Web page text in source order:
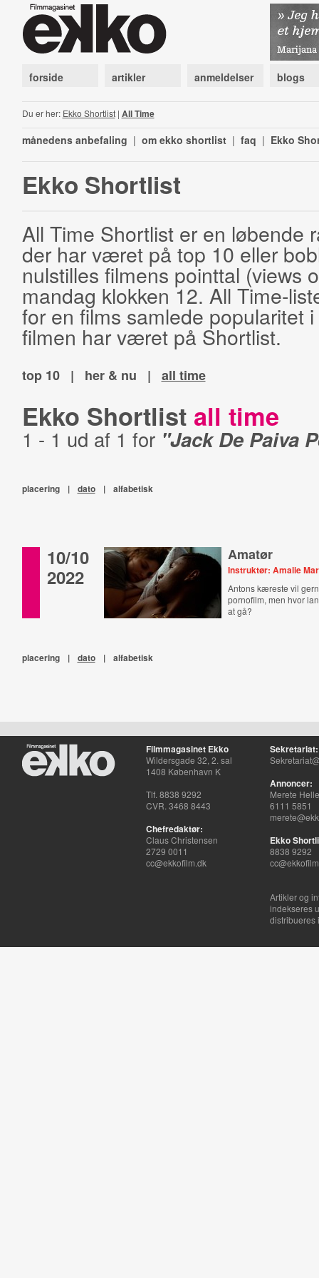
forside artikler anmeldelser blogs
Du er her: Ekko Shortlist| All Time
månedens anbefaling | om ekko shortlist | faq | Ekko
Ekko Shortlist
All Time Shortlist er en løbende
der har været på top 10 eller
nulstilles filmens pointtal (views
mandag klokken 12. All Time-
for en films samlede popularitet
filmen har været på Shortlist.
top 10 | her & nu | all time
Ekko Shortlist all time
1 - 1 ud af 1 for "Jack De Paiva
placering | dato | alfabetisk
10/10
2022
Amatør
Instruktør: Amalie
Antons kæreste vil
pornofilm, men hvor
at gå?
placering | dato | alfabetisk
Filmmagasinet Ekko
Wildersgade 32, 2. sal
1408 København K
Tlf. 8838 9292
CVR. 3468 8443
Chefredaktør:
Claus Christensen
2729 0011
cc@ekkofilm.dk
Sekretariat:
Annoncer:
Merete
6111 5851
Ekko
8838 9292
Artikler og
indekseres
distribueres